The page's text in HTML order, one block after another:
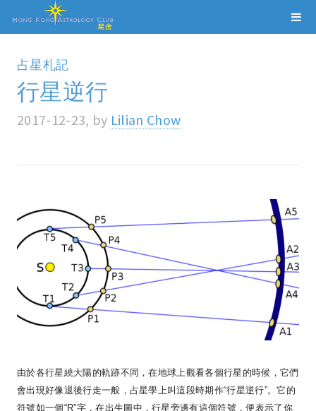
占星札記
行星逆行
2017-12-23, by Lilian Chow
由於各行星繞大陽的軌跡不同，在地球上觀看各個行星的時候，它們
會出現好像退後行走一般，占星學上叫這段時期作“行星逆行”。它的
符號如一個“R”字，在出生圖中，行星旁邊有這個符號，便表示了你